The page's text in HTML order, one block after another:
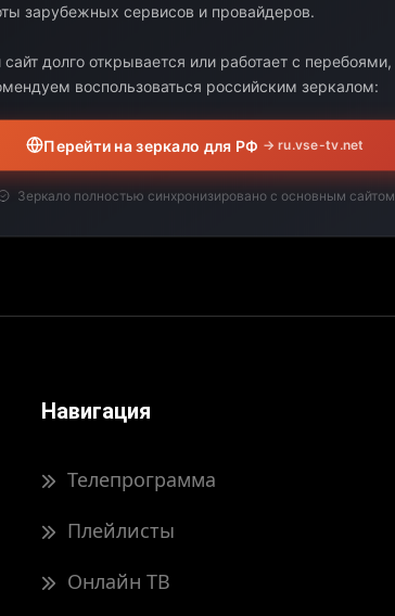
КОНЕЦ ДЛИТЕЛЬНОСТЬ
17:00 12:00
05:00 12:00
Навигация
Телепрограмма
Плейлисты
Онлайн ТВ
зарубежных сервисов и провайдеров.
сайт долго открывается или работает с перебоями,
воспользоваться российским зеркалом:
Перейти на зеркало для РФ → ru.vse-tv.net
Зеркало полностью синхронизировано с основным сайтом